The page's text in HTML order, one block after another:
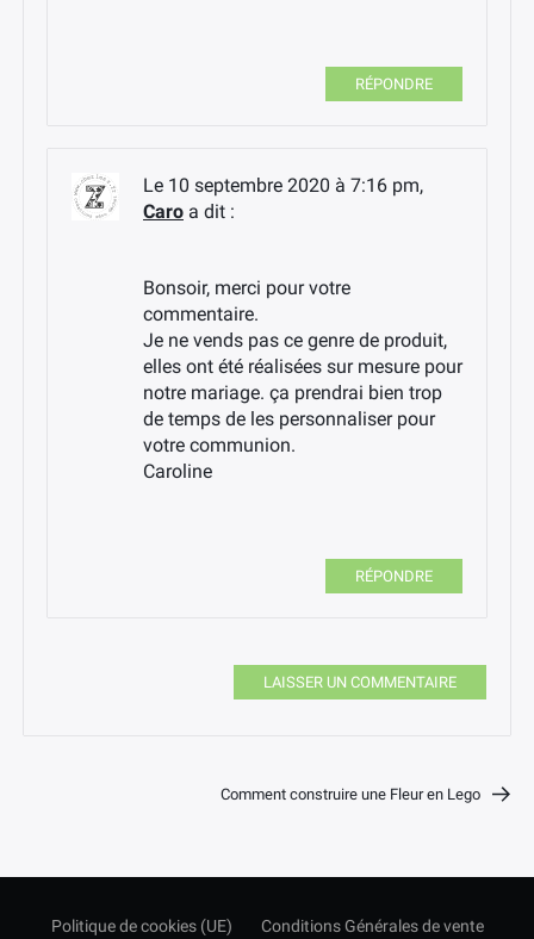
RÉPONDRE
Le 10 septembre 2020 à 7:16 pm,
Caro a dit :
Bonsoir, merci pour votre
commentaire.
Je ne vends pas ce genre de produit,
elles ont été réalisées sur mesure pour
notre mariage. ça prendrai bien trop
de temps de les personnaliser pour
votre communion.
Caroline
RÉPONDRE
LAISSER UN COMMENTAIRE
Comment construire une Fleur en Lego
Politique de cookies (UE)
Conditions Générales de vente